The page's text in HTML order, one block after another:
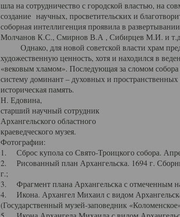
шла на сотрудничество с городской властью, на
создание научных, просветительских и
соборная интеллигенция проявила в
Молчанов К.С., Смирнов В.А , Сибирцев М.И. и
Однако, для новой советской власти храм
художественную ценность, хотя и находился в
«вековым хламом». Последующая за сломом
систему доминант – духовных и
историческая память.
Н. Едовина,
старший научный сотрудник
Архангельского областного
краеведческого музея.
Фотографии:
1. Сброс купола со Свято-Троицкого собора.
2. Рисованный план Архангельска. 1694 г.
г.;
3. Фрагмент плана Архангельска с отмеченным
4. Икона. Архангел Михаил с видом
(Государственный музей-заповедник